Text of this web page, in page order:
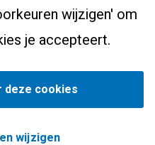
Driestar.Contact.WhatsApp
beheren
Voor alle data geldt: Deo
wijzigen' om
je accepteert.
deze cookies
wijzigen